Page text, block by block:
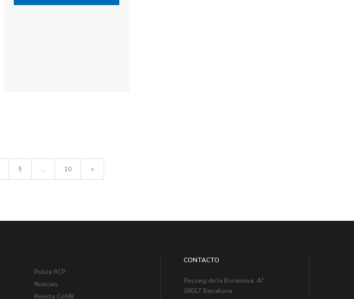
5 ... 10 >
Poliza RCP
Noticias
Revista CoMB
CONTACTO
Passeig de la Bonanova, 47
08017 Barcelona